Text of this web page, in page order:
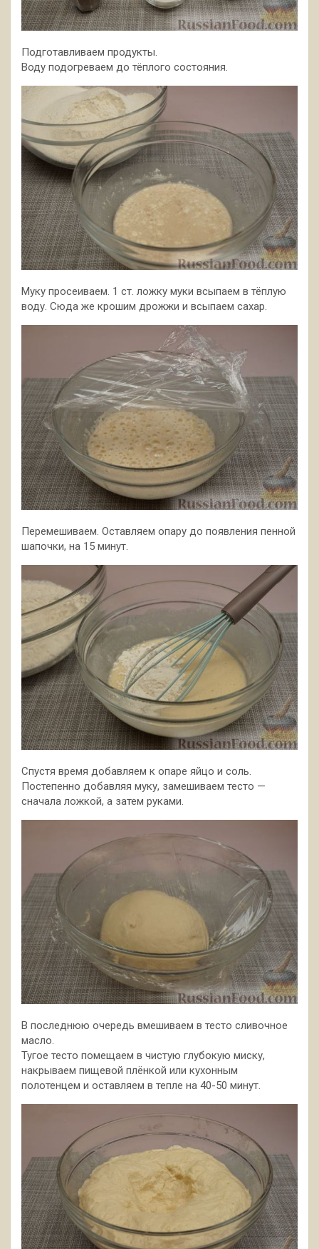
Подготавливаем продукты.
Воду подогреваем до тёплого состояния.
Муку просеиваем. 1 ст. ложку муки всыпаем в тёплую
воду. Сюда же крошим дрожжи и всыпаем сахар.
Перемешиваем. Оставляем опару до появления пенной
шапочки, на 15 минут.
Спустя время добавляем к опаре яйцо и соль.
Постепенно добавляя муку, замешиваем тесто —
сначала ложкой, а затем руками.
В последнюю очередь вмешиваем в тесто сливочное
масло.
Тугое тесто помещаем в чистую глубокую миску,
накрываем пищевой плёнкой или кухонным
полотенцем и оставляем в тепле на 40-50 минут.